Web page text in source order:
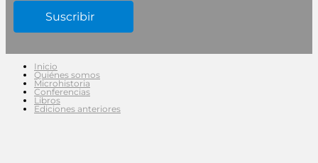
Inicio
Quiénes somos
Microhistoria
Conferencias
Libros
Ediciones anteriores